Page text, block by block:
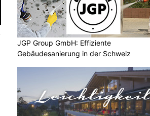
JGP Group GmbH: Effiziente
Gebäudesanierung in der Schweiz